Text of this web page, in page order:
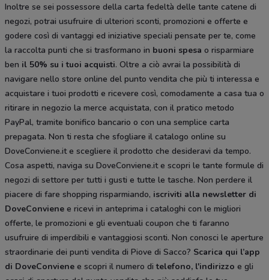
Inoltre se sei possessore della carta fedeltà delle tante catene di
negozi, potrai usufruire di ulteriori sconti, promozioni e offerte e
godere così di vantaggi ed iniziative speciali pensate per te, come
la raccolta punti che si trasformano in buoni spesa o risparmiare
ben il 50% su i tuoi acquisti. Oltre a ciò avrai la possibilità di
navigare nello store online del punto vendita che più ti interessa e
acquistare i tuoi prodotti e ricevere così, comodamente a casa tua o
ritirare in negozio la merce acquistata, con il pratico metodo
PayPal, tramite bonifico bancario o con una semplice carta
prepagata. Non ti resta che sfogliare il catalogo online su
DoveConviene.it e scegliere il prodotto che desideravi da tempo.
Cosa aspetti, naviga su DoveConviene.it e scopri le tante formule di
negozi di settore per tutti i gusti e tutte le tasche. Non perdere il
piacere di fare shopping risparmiando, iscriviti alla newsletter di
DoveConviene e ricevi in anteprima i cataloghi con le migliori
offerte, le promozioni e gli eventuali coupon che ti faranno
usufruire di imperdibili e vantaggiosi sconti. Non conosci le aperture
straordinarie dei punti vendita di Piove di Sacco? Scarica qui l’app
di DoveConviene e scopri il numero ditelefono, l'indirizzo e gli